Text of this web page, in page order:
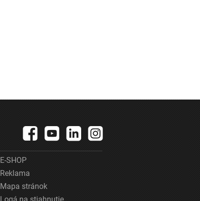
E-SHOP
Reklama
Mapa stránok